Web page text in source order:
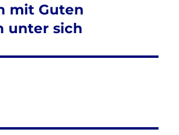
mit Guten
unter sich